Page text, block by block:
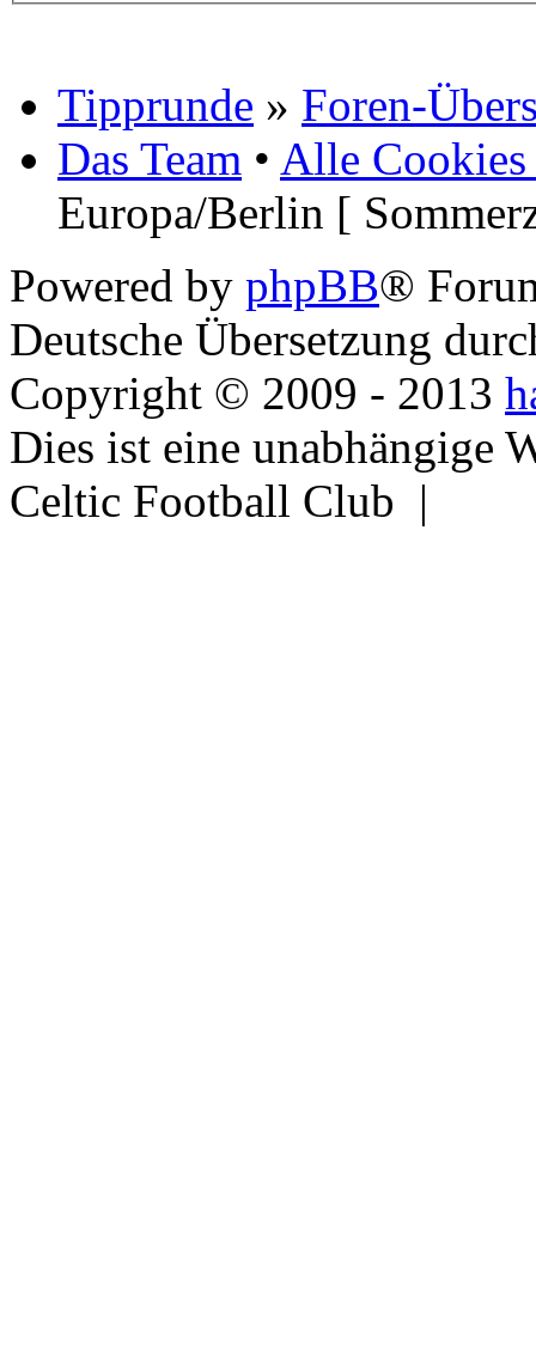
Tipprunde » Foren-
Das Team • Alle Cookies
Europa/Berlin [
Powered by phpBB®
Deutsche Übersetzung
Copyright © 2009 - 2013
Dies ist eine unabhängige
Celtic Football Club |